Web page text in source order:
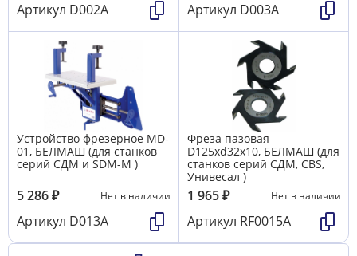
Артикул D002A Артикул D003A
Устройство фрезерное MD-
01, БЕЛМАШ (для станков
серий СДМ и SDM-M )
5 286₽ Нет в наличии
Артикул D013A
Фреза пазовая
D125хd32х10, БЕЛМАШ (для
станков серий СДМ, CBS,
Унивесал )
1 965₽ Нет в наличии
Артикул RF0015A